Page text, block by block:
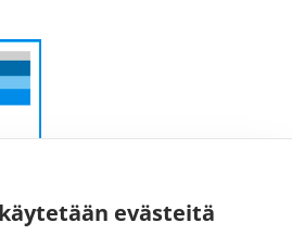
evästeitä